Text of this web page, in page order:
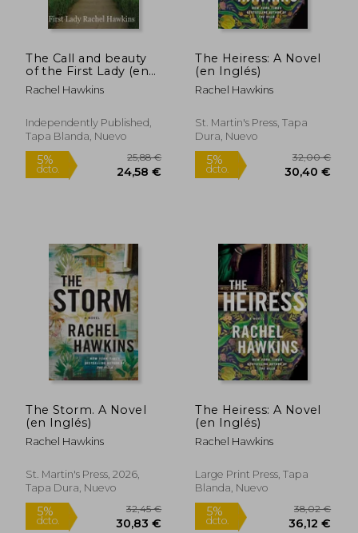
The Call and beauty
of the First Lady (en
Inglés)
Rachel Hawkins
Independently Published,
Tapa Blanda, Nuevo
The Heiress: A Novel
(en Inglés)
Rachel Hawkins
St. Martin's Press, Tapa
Dura, Nuevo
The Storm. A Novel
(en Inglés)
Rachel Hawkins
St. Martin's Press, 2026,
Tapa Dura, Nuevo
The Heiress: A Novel
(en Inglés)
Rachel Hawkins
Large Print Press, Tapa
Blanda, Nuevo